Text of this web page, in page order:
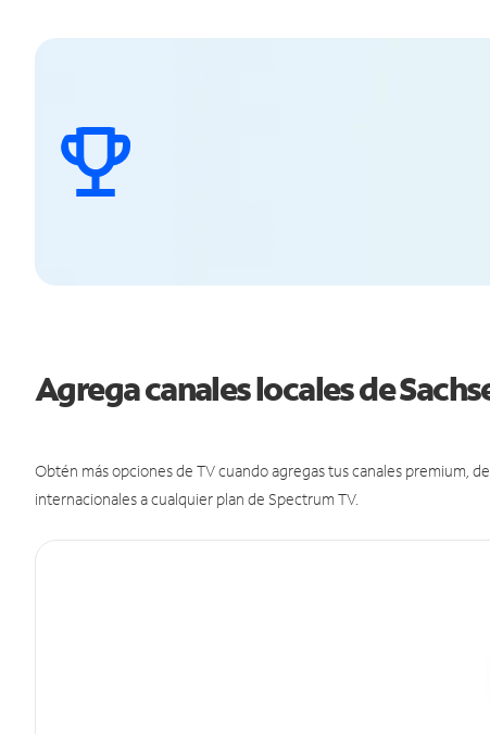
Agrega canales locales de
Obtén más opciones de TV cuando agregas tus canales premium,
internacionales a cualquier plan de Spectrum TV.